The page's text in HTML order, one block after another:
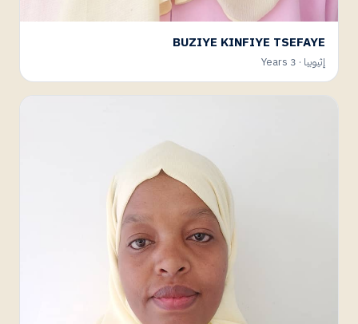
BUZIYE KINFIYE TSEFAYE
إثيوبيا · 3 Years